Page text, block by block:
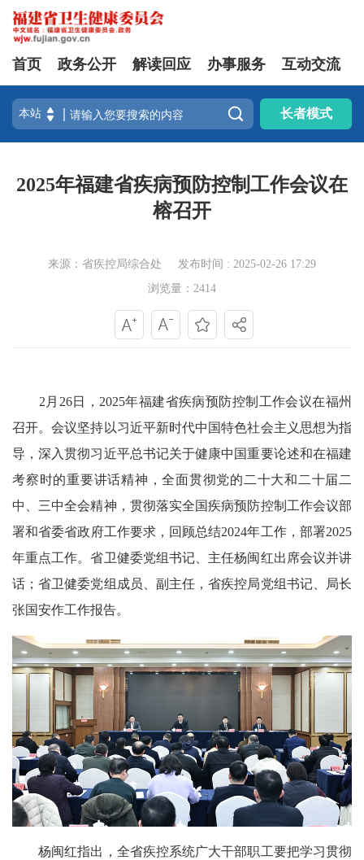
首页 政务公开 解读回应 办事服务 互动交流
 长者模式
2025年福建省疾病预防控制工作会议在
榕召开
来源：省疾控局综合处
发布时间 : 2025-02-26 17:29
浏览量：2414
2月26日，2025年福建省疾病预防控制工作会议在福州
召开。会议坚持以习近平新时代中国特色社会主义思想为指
导，深入贯彻习近平总书记关于健康中国重要论述和在福建
考察时的重要讲话精神，全面贯彻党的二十大和二十届二
中、三中全会精神，贯彻落实全国疾病预防控制工作会议部
署和省委省政府工作要求，回顾总结2024年工作，部署2025
年重点工作。省卫健委党组书记、主任杨闽红出席会议并讲
话；省卫健委党组成员、副主任，省疾控局党组书记、局长
张国安作工作报告。
杨闽红指出，全省疾控系统广大干部职工要把学习贯彻